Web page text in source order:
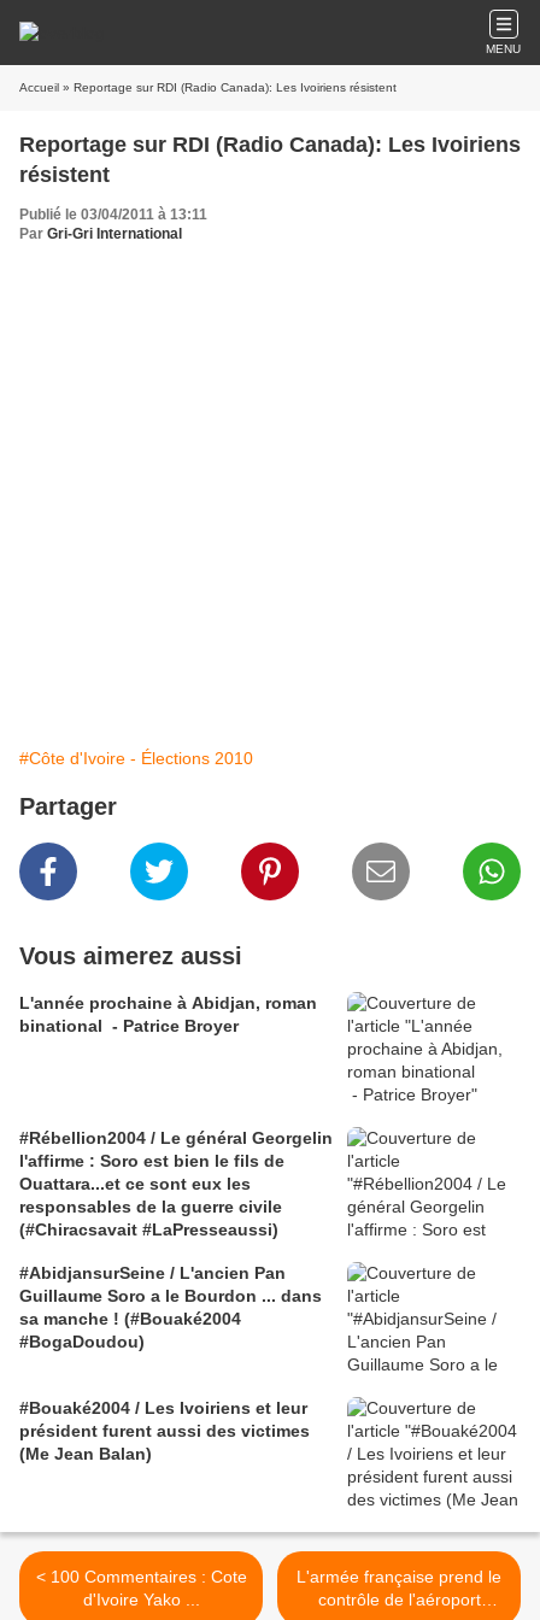
MENU
Accueil » Reportage sur RDI (Radio Canada): Les Ivoiriens résistent
Reportage sur RDI (Radio Canada): Les Ivoiriens
résistent
Publié le 03/04/2011 à 13:11
Par Gri-Gri International
#Côte d'Ivoire - Élections 2010
Partager
Vous aimerez aussi
L'année prochaine à Abidjan, roman
binational - Patrice Broyer
#Rébellion2004 / Le général Georgelin
l'affirme : Soro est bien le fils de
Ouattara...et ce sont eux les
responsables de la guerre civile
(#Chiracsavait #LaPresseaussi)
#AbidjansurSeine / L'ancien Pan
Guillaume Soro a le Bourdon ... dans
sa manche ! (#Bouaké2004
#BogaDoudou)
#Bouaké2004 / Les Ivoiriens et leur
président furent aussi des victimes
(Me Jean Balan)
< 100 Commentaires : Cote
d'Ivoire Yako ...
L'armée française prend le
contrôle de l'aéroport